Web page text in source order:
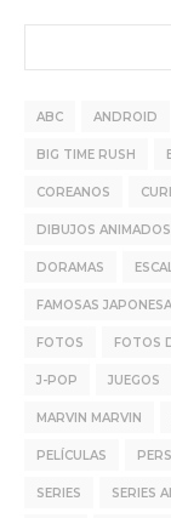
ABC ANDROID
BIG TIME RUSH
COREANOS
DIBUJOS ANIMADOS
DORAMAS
FAMOSAS
FOTOS FOTOS
J-POP JUEGOS
MARVIN MARVIN
PELÍCULAS
SERIES SERIES